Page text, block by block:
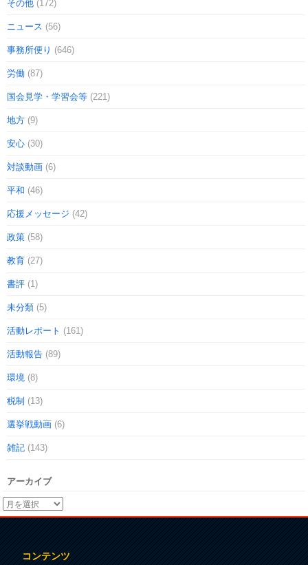
その他 (172)
ニュース (56)
事務所便り (646)
労働 (87)
国会見学・学習会等 (221)
地方 (9)
安心 (30)
対談動画 (6)
平和 (46)
応援メッセージ (42)
政策 (58)
教育 (27)
書評 (1)
未分類 (5)
活動レポート (161)
活動報告 (89)
環境 (8)
税制 (13)
選挙戦動画 (6)
雑記 (143)
アーカイブ
コンテンツ